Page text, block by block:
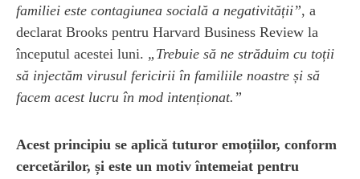
familiei este contagiunea socială a negativității”, a
declarat Brooks pentru Harvard Business Review la
începutul acestei luni. „Trebuie să ne străduim cu toții
să injectăm virusul fericirii în familiile noastre și să
facem acest lucru în mod intenționat.”
Acest principiu se aplică tuturor emoțiilor, conform
cercetărilor, și este un motiv întemeiat pentru